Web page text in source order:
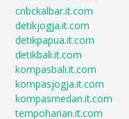
cnbckalbar.it.com
detikjogja.it.com
detikpapua.it.com
detikbali.it.com
kompasbali.it.com
kompasjogja.it.com
kompasmedan.it.com
tempoharian.it.com